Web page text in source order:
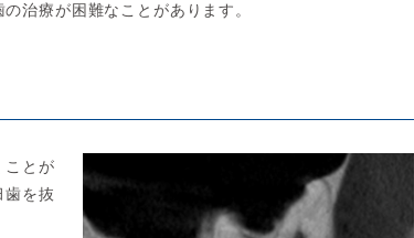
治療が困難なことがあります。
ことが
を抜